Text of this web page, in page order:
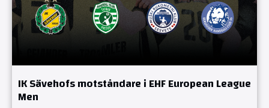
IK Sävehofs motståndare i EHF European League
Men